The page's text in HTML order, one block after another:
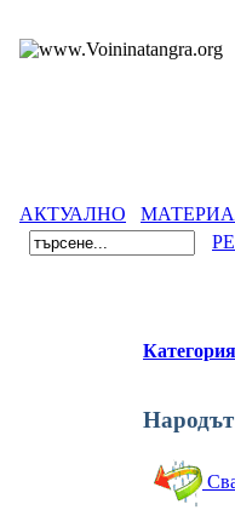
АКТУАЛНО
Категория